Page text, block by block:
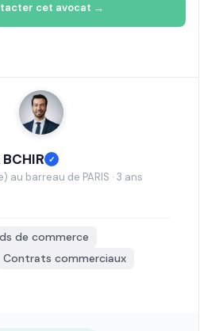
cet avocat →
✓
barreau de PARIS · 3 ans
de commerce
Contrats commerciaux